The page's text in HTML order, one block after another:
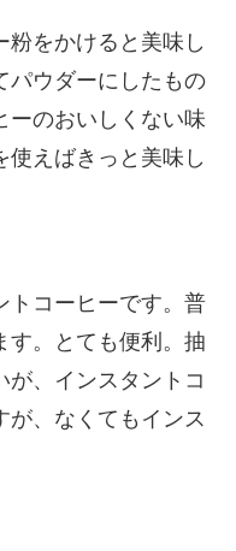
をかけると美味し
パウダーにしたもの
ーのおいしくない味
えばきっと美味し
トコーヒーです。普
す。とても便利。抽
、インスタントコ
が、なくてもインス